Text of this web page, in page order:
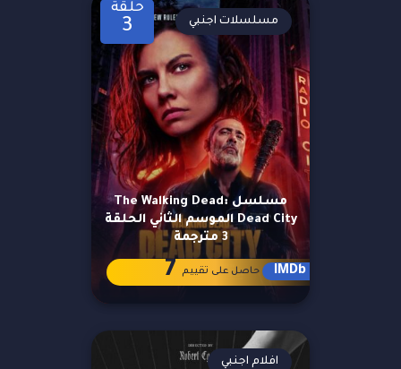
حلقة
3
مسلسل The Walking Dead:
Dead City الموسم الثاني الحلقة
3 مترجمة
مسلسلات اجنبي
IMDb حاصل على تقييم 7
افلام اجنبي